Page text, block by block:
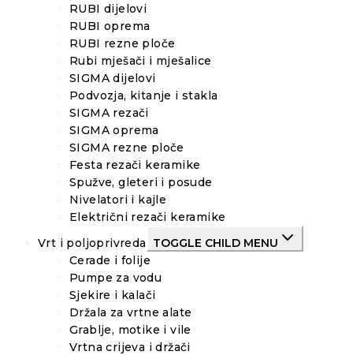
RUBI dijelovi
RUBI oprema
RUBI rezne ploče
Rubi mješači i mješalice
SIGMA dijelovi
Podvozja, kitanje i stakla
SIGMA rezači
SIGMA oprema
SIGMA rezne ploče
Festa rezači keramike
Spužve, gleteri i posude
Nivelatori i kajle
Električni rezači keramike
Vrt i poljoprivreda
TOGGLE CHILD MENU
Cerade i folije
Pumpe za vodu
Sjekire i kalači
Držala za vrtne alate
Grablje, motike i vile
Vrtna crijeva i držači